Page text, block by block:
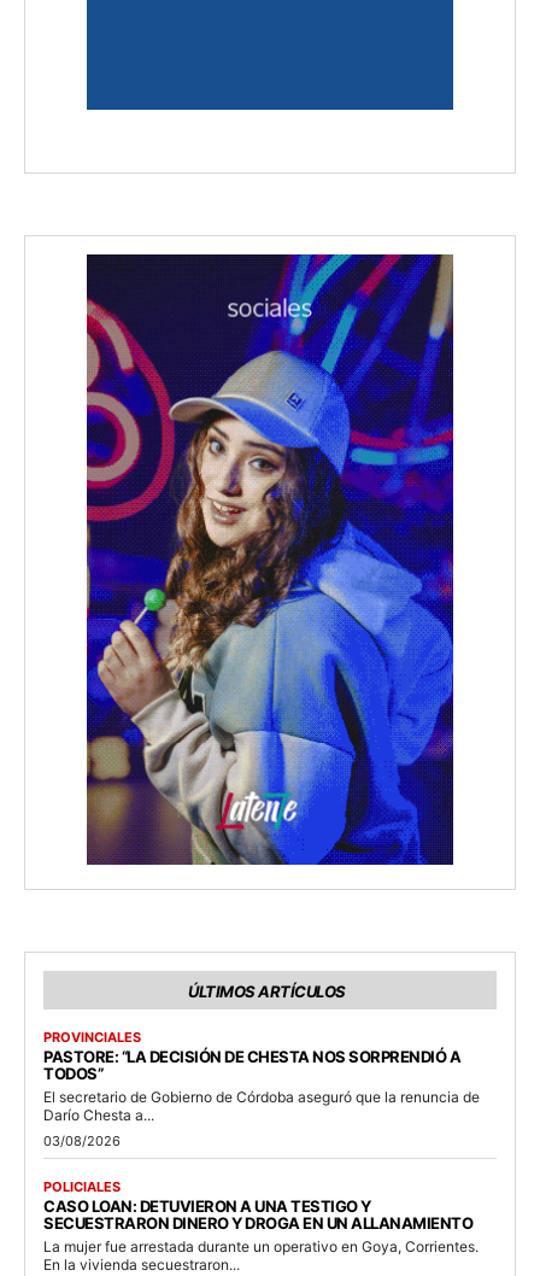
ÚLTIMOS ARTÍCULOS
PROVINCIALES
PASTORE: “LA DECISIÓN DE CHESTA NOS SORPRENDIÓ A
TODOS”
El secretario de Gobierno de Córdoba aseguró que la renuncia de
Darío Chesta a...
03/08/2026
POLICIALES
CASO LOAN: DETUVIERON A UNA TESTIGO Y
SECUESTRARON DINERO Y DROGA EN UN ALLANAMIENTO
La mujer fue arrestada durante un operativo en Goya, Corrientes.
En la vivienda secuestraron...